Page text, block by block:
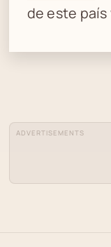
de este país
ADVERTISEMENTS